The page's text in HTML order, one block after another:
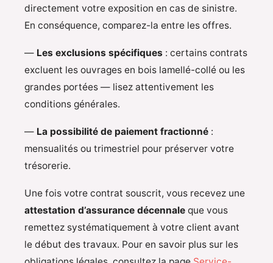
directement votre exposition en cas de sinistre.
En conséquence, comparez-la entre les offres.
— Les exclusions spécifiques : certains contrats
excluent les ouvrages en bois lamellé-collé ou les
grandes portées — lisez attentivement les
conditions générales.
— La possibilité de paiement fractionné :
mensualités ou trimestriel pour préserver votre
trésorerie.
Une fois votre contrat souscrit, vous recevez une
attestation d’assurance décennale que vous
remettez systématiquement à votre client avant
le début des travaux. Pour en savoir plus sur les